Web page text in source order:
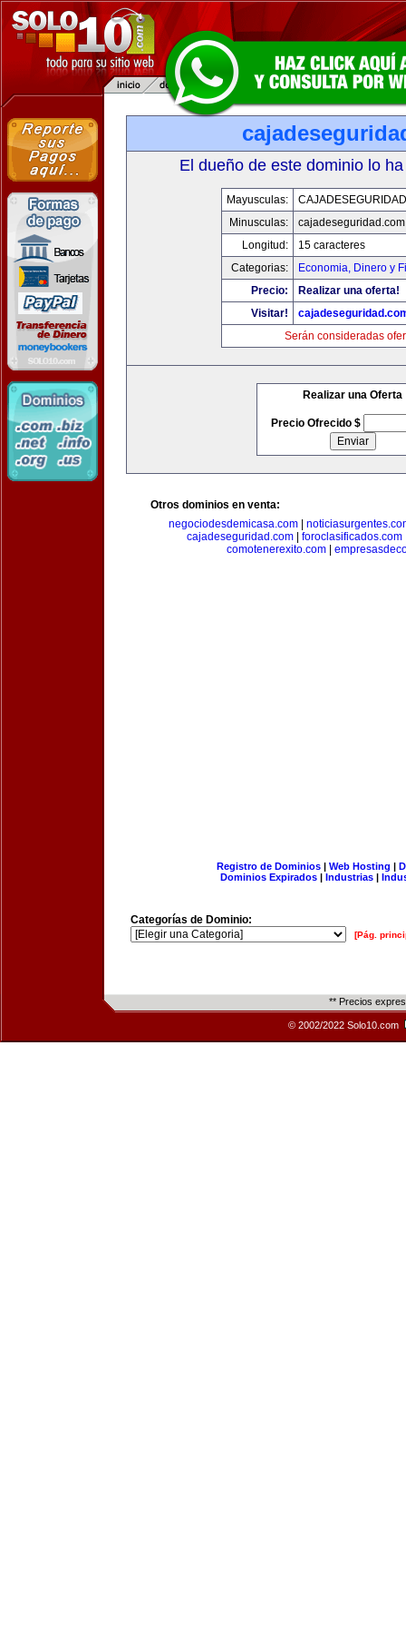
El dueño de este dominio lo
Mayusculas:
Minusculas:
cajadeseguridad.com
Longitud:
15 caracteres
Categorias:
Economia, Dinero y
Precio:
Realizar una oferta!
Visitar!
Serán consideradas
Realizar una Oferta
Precio Ofrecido $
Otros dominios en venta:
negociodesdemicasa.com
cajadeseguridad.com
foroclasificados.com
comotenerexito.com|
Registro de Dominios| Web Hosting |
Dominios Expirados | Industrias |
Categorías de Dominio:
[Pág.
** Precios
© 2002/2022 Solo10.com